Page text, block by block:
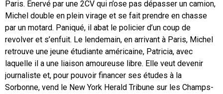
Paris. Énervé par une 2CV qui n’ose pas dépasser un camion,
Michel double en plein virage et se fait prendre en chasse
par un motard. Paniqué, il abat le policier d’un coup de
revolver et s’enfuit. Le lendemain, en arrivant à Paris, Michel
retrouve une jeune étudiante américaine, Patricia, avec
laquelle il a une liaison amoureuse libre. Elle veut devenir
journaliste et, pour pouvoir financer ses études à la
Sorbonne, vend le New York Herald Tribune sur les Champs-